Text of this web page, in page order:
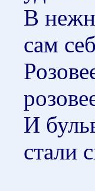
В
сам
И
стали